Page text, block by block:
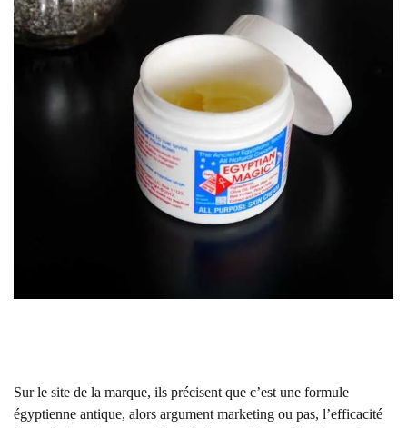
Sur le site de la marque, ils précisent que c’est une formule
égyptienne antique, alors argument marketing ou pas, l’efficacité